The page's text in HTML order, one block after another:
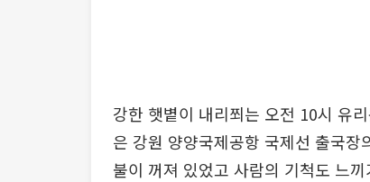
강한 햇볕이 내리쬐는 오전 10시 유
은 강원 양양국제공항 국제선 출국
불이 꺼져 있었고 사람의 기척도 느